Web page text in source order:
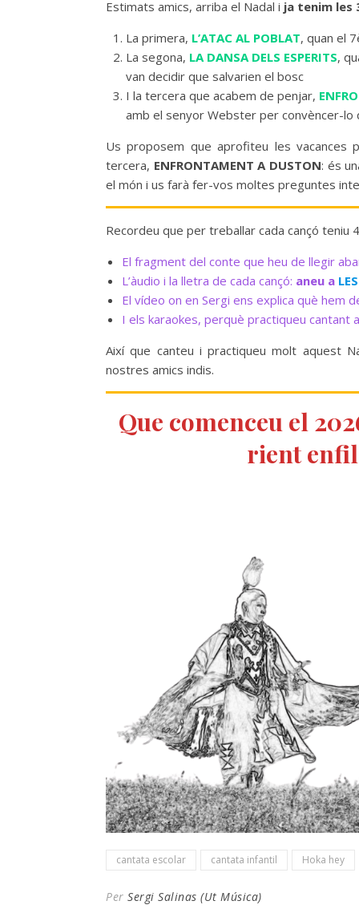
Estimats amics, arriba el Nadal i ja tenim les
La primera, L’ATAC AL POBLAT, quan el
La segona, LA DANSA DELS ESPERITS,
van decidir que salvarien el bosc
I la tercera que acabem de penjar,
amb el senyor Webster per convèncer-lo
Us proposem que aprofiteu les
tercera, ENFRONTAMENT A DUSTON: és
el món i us farà fer-vos moltes preguntes
Recordeu que per treballar cada cançó teniu
El fragment del conte que heu de llegir
L’àudio i la lletra de cada cançó: aneu a
El vídeo on en Sergi ens explica què hem
I els karaokes, perquè practiqueu cantant
Així que canteu i practiqueu molt aquest
nostres amics indis.
Que comenceu el
rient
cantata escolar cantata infantil Hoka hey
Per Sergi Salinas (Ut Música)